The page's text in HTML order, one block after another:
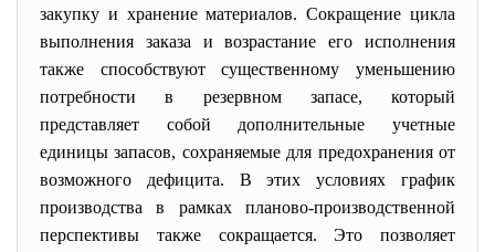
закупку и хранение материалов. Сокращение цикла
выполнения заказа и возрастание его исполнения
также способствуют существенному уменьшению
потребности в резервном запасе, который
представляет собой дополнительные учетные
единицы запасов, сохраняемые для предохранения от
возможного дефицита. В этих условиях график
производства в рамках планово-производственной
перспективы также сокращается. Это позволяет